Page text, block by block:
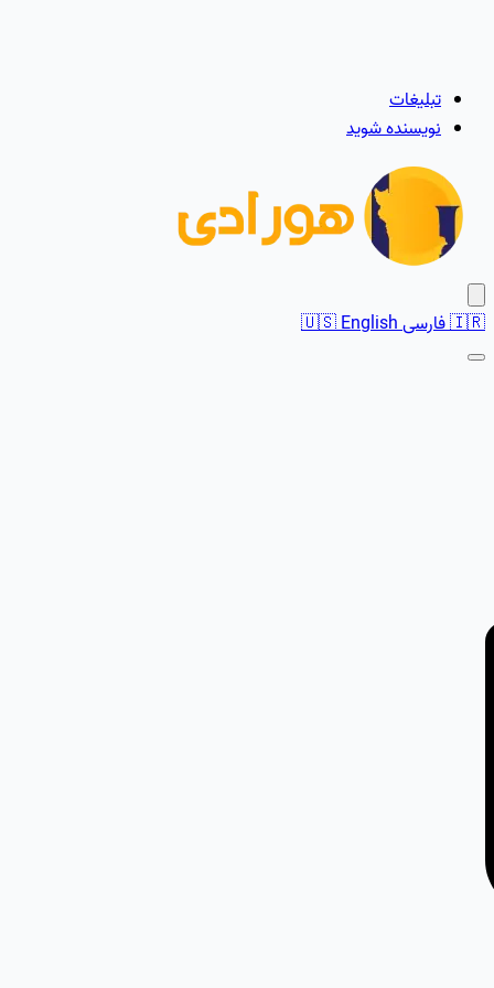
تبلیغات
نویسنده شوید
🇮🇷فارسی 🇺🇸English